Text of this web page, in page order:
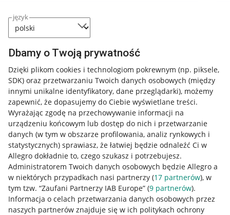
język
Dbamy o Twoją prywatność
Dzięki plikom cookies i technologiom pokrewnym (np. piksele,
SDK) oraz przetwarzaniu Twoich danych osobowych (między
innymi unikalne identyfikatory, dane przeglądarki), możemy
zapewnić, że dopasujemy do Ciebie wyświetlane treści.
Wyrażając zgodę na przechowywanie informacji na
urządzeniu końcowym lub dostęp do nich i przetwarzanie
danych (w tym w obszarze profilowania, analiz rynkowych i
statystycznych) sprawiasz, że łatwiej będzie odnaleźć Ci w
Allegro dokładnie to, czego szukasz i potrzebujesz.
Administratorem Twoich danych osobowych będzie Allegro a
w niektórych przypadkach nasi partnerzy (17 partnerów), w
tym tzw. “Zaufani Partnerzy IAB Europe” (9 partnerów).
Informacja o celach przetwarzania danych osobowych przez
naszych partnerów znajduje się w ich politykach ochrony
Przydatne informacje